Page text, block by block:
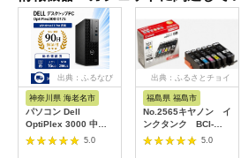
出典：ふるなび
神奈川県 海老名市
パソコン Dell
OptiPlex 3000 中古
再生パソコン
5.0
出典：ふるさとチョイ
福島県 福島市
No.2565キヤノン イ
ンクタンク BCI-
351XL＋350XL/6MP
5.0